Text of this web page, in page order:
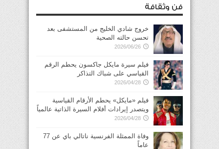
فن وثقافة
خروج شادي الخليج من المستشفى بعد
تحسن حالته الصحية
2026/06/26
فيلم سيرة مايكل جاكسون يحطم الرقم
القياسي على شباك التذاكر
2026/04/28
فيلم «مايكل» يحطم الأرقام القياسية
ويتصدر إيرادات أفلام السيرة الذاتية عالمياً
2026/04/28
وفاة الممثلة الفرنسية ناتالي باي عن 77
عاماً